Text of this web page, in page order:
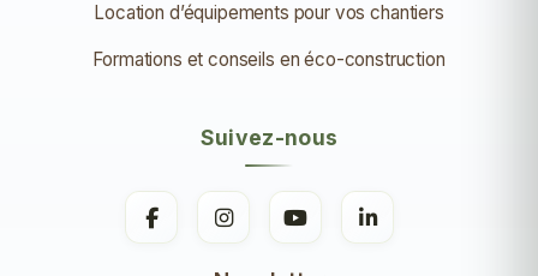
Location d’équipements pour vos chantiers
Formations et conseils en éco-construction
Suivez-nous